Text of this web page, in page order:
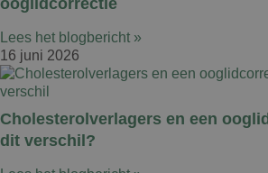
ooglidcorrectie
Lees het blogbericht »
16 juni 2026
Cholesterolverlagers en een
dit verschil?